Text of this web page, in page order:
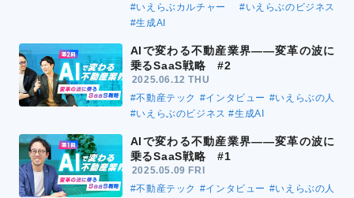
#いえらぶカルチャー
#いえらぶのビジネス
#生成AI
AIで変わる不動産業界――変革の波に
乗るSaaS戦略 #2
2025.06.12 THU
#不動産テック #インタビュー #いえらぶの人
#いえらぶのビジネス #生成AI
AIで変わる不動産業界――変革の波に
乗るSaaS戦略 #1
2025.05.09 FRI
#不動産テック #インタビュー #いえらぶの人